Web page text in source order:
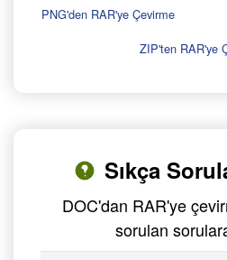
PNG'den RAR'ye Çevirme
ZIP'ten RAR'ye
Sıkça
DOC'dan RAR'ye
sorulan